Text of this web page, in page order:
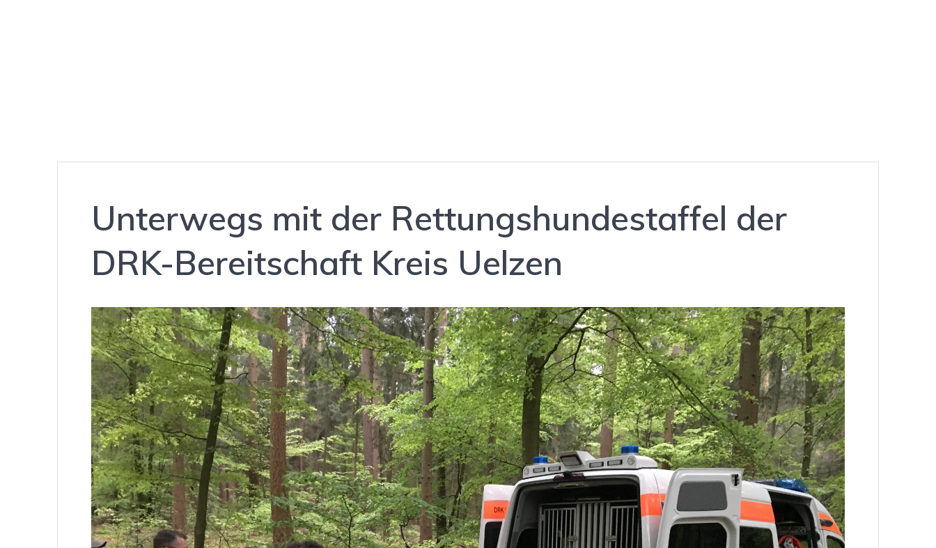
Unterwegs mit der Rettungshundestaffel der
DRK-Bereitschaft Kreis Uelzen